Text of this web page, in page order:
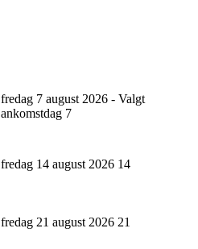
fredag 7 august 2026 - Valgt
ankomstdag 7
fredag 14 august 2026 14
fredag 21 august 2026 21